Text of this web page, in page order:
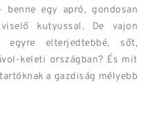
benne egy apró, gondosan
kutyussal. De vajon
elterjedtebbé, sőt,
keleti országban? És mit
a gazdiság mélyebb